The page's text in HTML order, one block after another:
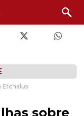
Etchalus
sobre